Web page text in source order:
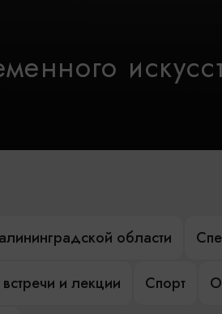
области
и лекции Спорт